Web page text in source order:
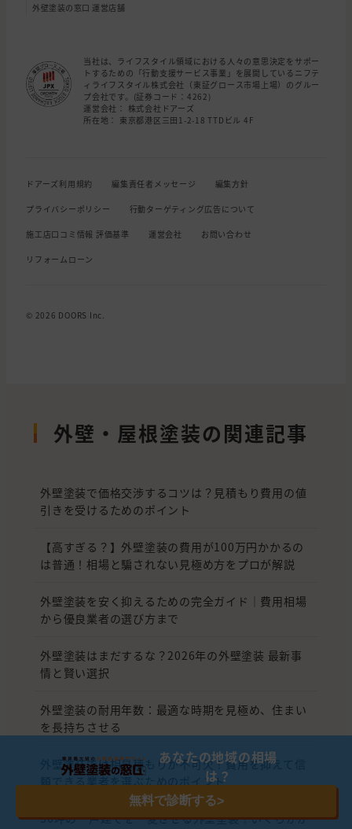
外壁塗装の窓口 運営店舗
当社は、ライフスタイル領域における人々の意思決定をサポー
トするための「行動支援サービス事業」を展開しているニフテ
ィライフスタイル株式会社（東証グロース市場上場）のグルー
プ会社です。(証券コード：4262)
運営会社： 株式会社ドアーズ
所在地： 東京都港区三田1-2-18 TTDビル 4F
ドアーズ利用規約 編集責任者メッセージ 編集方針
プライバシーポリシー 行動ターゲティング広告について
施工店口コミ情報 評価基準 運営会社 お問い合わせ
リフォームローン
© 2026 DOORS Inc.
外壁・屋根塗装の関連記事
外壁塗装で価格交渉するコツは？見積もり費用の値
引きを受けるためのポイント
【高すぎる？】外壁塗装の費用が100万円かかるの
は普通！相場と騙されない見極め方をプロが解説
外壁塗装を安く抑えるための完全ガイド｜費用相場
から優良業者の選び方まで
外壁塗装はまだするな？2026年の外壁塗装 最新事
情と賢い選択
外壁塗装の耐用年数：最適な時期を見極め、住まい
を長持ちさせる
外壁塗装では相見積もりが不可欠！費用を抑えて信
頼できる業者を選ぶためのポイント
30坪の一戸建てを一変させる外壁塗装！いくらかか
あなたの地域の相場
は？
無料で診断する>